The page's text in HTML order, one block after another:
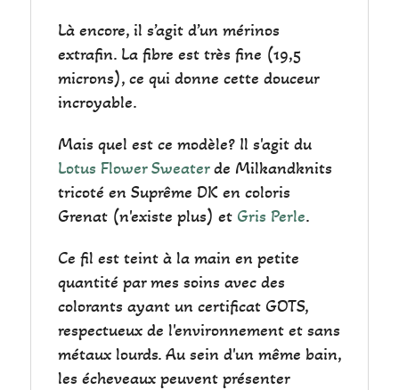
Là encore, il s’agit d’un mérinos
extrafin. La fibre est très fine (19,5
microns), ce qui donne cette douceur
incroyable.
Mais quel est ce modèle? Il s'agit du
Lotus Flower Sweaterde Milkandknits
tricoté en Suprême DK en coloris
Grenat (n'existe plus) et Gris Perle.
Ce fil est teint à la main en petite
quantité par mes soins avec des
colorants ayant un certificat GOTS,
respectueux de l'environnement et sans
métaux lourds. Au sein d'un même bain,
les écheveaux peuvent présenter